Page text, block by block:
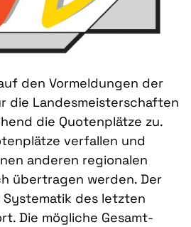
den Vormeldungen der
die Landesmeisterschaften
die Quotenplätze zu.
verfallen und
anderen regionalen
übertragen werden. Der
des letzten
Die mögliche Gesamt-